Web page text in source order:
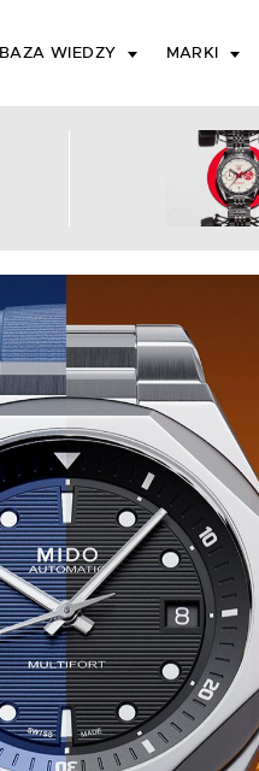
BAZA WIEDZY MARKI